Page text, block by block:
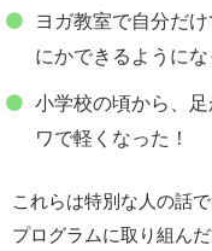
ヨガ教室で自分だ
にかできるようにな
小学校の頃から、
ワで軽くなった！
これらは特別な人の話で
プログラムに取り組ん